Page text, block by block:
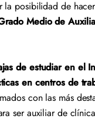
la posibilidad de
Medio de
de estudiar en el
en centros de
con las más
ser auxiliar de